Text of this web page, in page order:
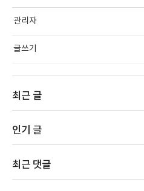
관리자
글쓰기
최근 글
인기 글
최근 댓글